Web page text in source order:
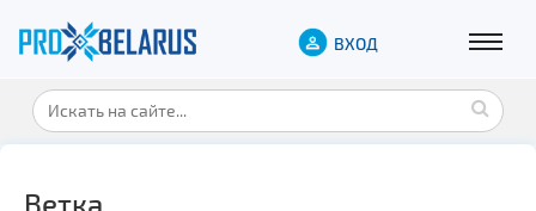
ВХОД
Ветка